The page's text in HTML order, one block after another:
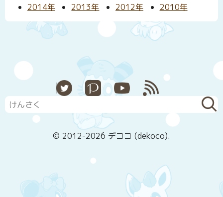
2014年
2013年 2012年 2010年
Pixiv YouTube
© 2012-2026 デココ (dekoco).